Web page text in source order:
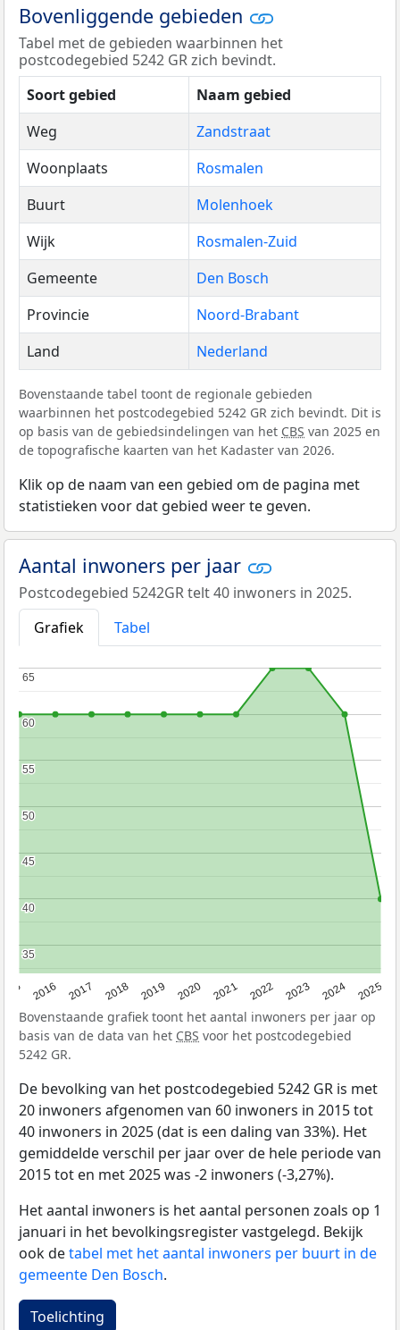
Bovenliggende gebieden
Tabel met de gebieden waarbinnen het
postcodegebied 5242 GR zich bevindt.
Soort gebied
Naam gebied
Weg
Zandstraat
Woonplaats
Rosmalen
Buurt
Molenhoek
Wijk
Rosmalen-Zuid
Gemeente
Den Bosch
Provincie
Noord-Brabant
Land
Nederland
Bovenstaande tabel toont de regionale gebieden
waarbinnen het postcodegebied 5242 GR zich bevindt. Dit is
op basis van de gebiedsindelingen van het CBS van 2025 en
de topografische kaarten van het Kadaster van 2026.
Klik op de naam van een gebied om de pagina met
statistieken voor dat gebied weer te geven.
Aantal inwoners per jaar
Postcodegebied 5242GR telt 40 inwoners in 2025.
Grafiek
Tabel
2016 2017 2018 2019 2020 2021 2022 2023 2024 2025
35
35
40
40
45
45
50
50
55
55
60
60
65
65
Bovenstaande grafiek toont het aantal inwoners per jaar op
basis van de data van het CBS voor het postcodegebied
5242 GR.
De bevolking van het postcodegebied 5242 GR is met
20 inwoners afgenomen van 60 inwoners in 2015 tot
40 inwoners in 2025 (dat is een daling van 33%). Het
gemiddelde verschil per jaar over de hele periode van
2015 tot en met 2025 was -2 inwoners (-3,27%).
Het aantal inwoners is het aantal personen zoals op 1
januari in het bevolkingsregister vastgelegd. Bekijk
ook detabel met het aantal inwoners per buurt in de
gemeente Den Bosch.
Toelichting